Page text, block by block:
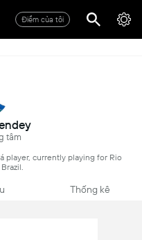
Điểm của tôi
tâm
player, currently playing for Rio
Thống kê